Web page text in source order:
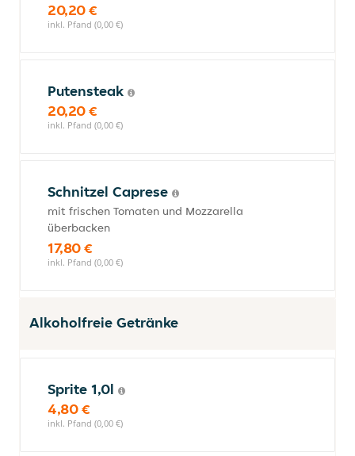
20,20 €
inkl. Pfand (0,00 €)
Putensteak
20,20 €
inkl. Pfand (0,00 €)
Schnitzel Caprese
mit frischen Tomaten und Mozzarella
überbacken
17,80 €
inkl. Pfand (0,00 €)
Alkoholfreie Getränke
Sprite 1,0l
4,80 €
inkl. Pfand (0,00 €)